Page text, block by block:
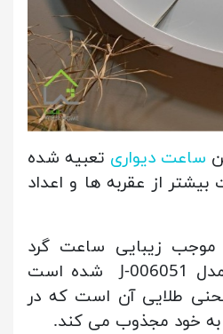
ساعت دیواری تعبیه شده
از عقربه ها و اعداد
زیبایی ساعت گرد
سفید عقربه طلایی مدل J-006051 شده است
طلایی آن است که در
به خود مجذوب می کند.